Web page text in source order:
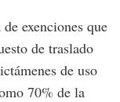
exenciones que
de traslado
de uso
70% de la